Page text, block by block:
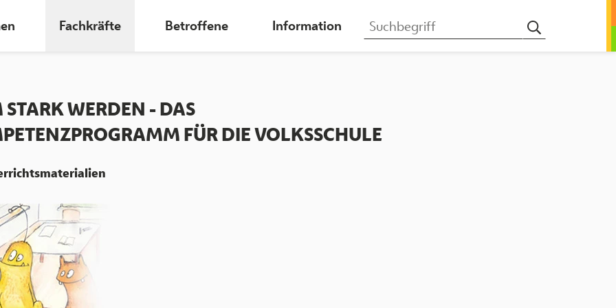
Fachkräfte Betroffene Information Suchbegriff
WERDEN - DAS
FÜR DIE VOLKSSCHULE